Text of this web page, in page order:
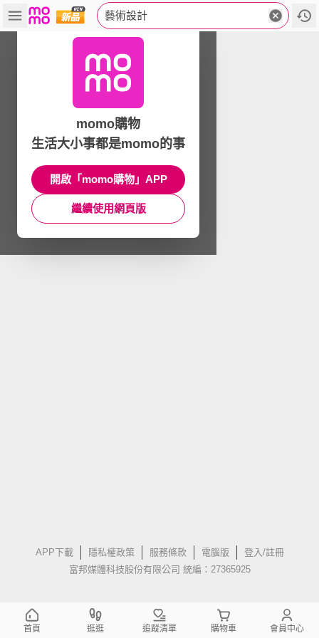
藝術設計
APP下載 隱私權政策 服務條款 電腦版
登入/註冊
富邦媒體科技股份有限公司 統編：27365925
momo購物
生活大小事都是momo的事
開啟「momo購物」APP
繼續使用網頁版
首頁 逛逛 追蹤清單 購物車 會員中心